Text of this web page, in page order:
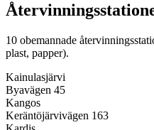
10 obemannade
plast, papper).
Kainulasjärvi
Byavägen 45
Kangos
Keräntöjärvivägen 163